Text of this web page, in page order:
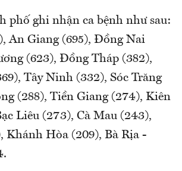
phố ghi nhận ca bệnh như sau:
An Giang (695), Đồng Nai
(623), Đồng Tháp (382),
Tây Ninh (332), Sóc Trăng
(288), Tiền Giang (274), Kiên
Liêu (273), Cà Mau (243),
Khánh Hòa (209), Bà Rịa -